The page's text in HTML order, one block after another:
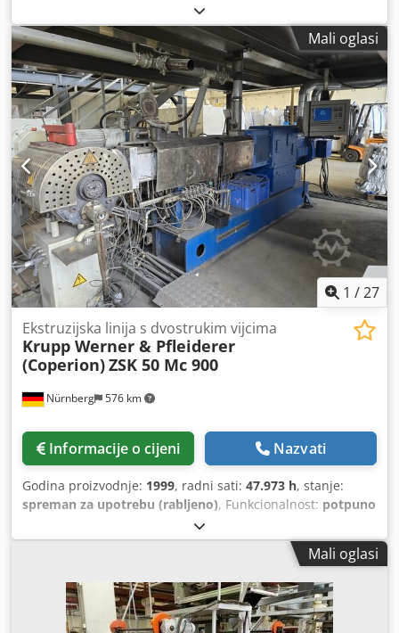
MONOBLOC E 50-1050 Godina proizvodnje: 1976 Materijal:
LDPE, HDPE Širina namotača: 1050 mm Namotač: Dvostruki
Dedozktuyspfx Amgokr Promjer glave: 150 Promjer puža:
50 Dodatna oprema: corona i inline tisak Rotacija glave: Da
Može se vidjeti u radu i stroj je u odličnom stanju!
Mali oglasi
1 /27
Nürnberg 576 km
Ekstruzijska linija s dvostrukim vijcima
Krupp Werner & Pfleiderer
(Coperion)ZSK 50 Mc 900
Informacije o cijeni Nazvati
Godina proizvodnje: 1999, radni sati: 47.973 h, stanje:
spreman za upotrebu (rabljeno), Funkcionalnost: potpuno
, broj stroja/vozila:
sustav za miješanje i granuliranje temeljen na
koaksijalnom dvostrukom vijčanom ekstruderu Krupp
Werner & Pfleiderer ZSK 50, proizveden 1999. Sustav je
pogodan za miješanje, obradu i ponovno granuliranje
termoplastičnih polimera. Dosadašnji proces: recikliranje
Mali oglasi